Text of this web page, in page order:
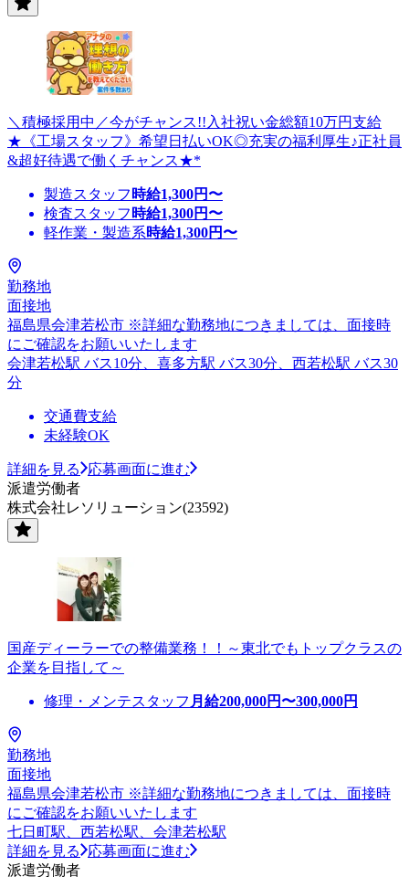
＼積極採用中／今がチャンス!!入社祝い金総額10万円支給
★《工場スタッフ》希望日払いOK◎充実の福利厚生♪正社員
&超好待遇で働くチャンス★*
製造スタッフ 時給1,300円〜
検査スタッフ 時給1,300円〜
軽作業・製造系時給1,300円〜
勤務地
面接地
福島県会津若松市 ※詳細な勤務地につきましては、面接時
にご確認をお願いいたします
会津若松駅 バス10分、喜多方駅 バス30分、西若松駅 バス30
分
交通費支給
未経験OK
詳細を見る
応募画面に進む
派遣労働者
株式会社レソリューション(23592)
国産ディーラーでの整備業務！！～東北でもトップクラスの
企業を目指して～
修理・メンテスタッフ 月給200,000円〜300,000円
勤務地
面接地
福島県会津若松市 ※詳細な勤務地につきましては、面接時
にご確認をお願いいたします
七日町駅、西若松駅、会津若松駅
詳細を見る
応募画面に進む
派遣労働者